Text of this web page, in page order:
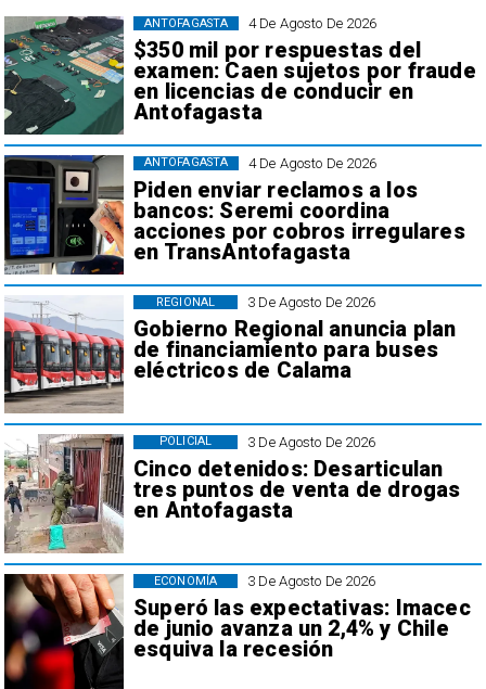
4 De Agosto De 2026
$350 mil por respuestas del
examen: Caen sujetos por fraude
en licencias de conducir en
Antofagasta
ANTOFAGASTA
4 De Agosto De 2026
Piden enviar reclamos a los
bancos: Seremi coordina
acciones por cobros irregulares
en TransAntofagasta
ANTOFAGASTA
3 De Agosto De 2026
Gobierno Regional anuncia plan
de financiamiento para buses
eléctricos de Calama
REGIONAL
3 De Agosto De 2026
Cinco detenidos: Desarticulan
tres puntos de venta de drogas
en Antofagasta
POLICIAL
3 De Agosto De 2026
Superó las expectativas: Imacec
de junio avanza un 2,4% y Chile
esquiva la recesión
ECONOMÍA